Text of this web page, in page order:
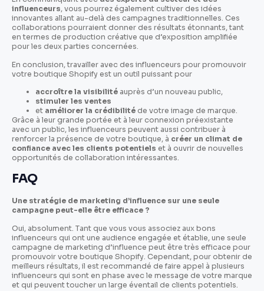
influenceurs, vous pourrez également cultiver des idées
innovantes allant au-delà des campagnes traditionnelles. Ces
collaborations pourraient donner des résultats étonnants, tant
en termes de production créative que d’exposition amplifiée
pour les deux parties concernées.
En conclusion, travailler avec des influenceurs pour promouvoir
votre boutique Shopify est un outil puissant pour
accroître la visibilité auprès d’un nouveau public,
stimuler les ventes
et améliorer la crédibilité de votre image de marque.
Grâce à leur grande portée et à leur connexion préexistante
avec un public, les influenceurs peuvent aussi contribuer à
renforcer la présence de votre boutique, à créer un climat de
confiance avec les clients potentiels et à ouvrir de nouvelles
opportunités de collaboration intéressantes.
FAQ
Une stratégie de marketing d’influence sur une seule
campagne peut-elle être efficace ?
Oui, absolument. Tant que vous vous associez aux bons
influenceurs qui ont une audience engagée et établie, une seule
campagne de marketing d’influence peut être très efficace pour
promouvoir votre boutique Shopify. Cependant, pour obtenir de
meilleurs résultats, il est recommandé de faire appel à plusieurs
influenceurs qui sont en phase avec le message de votre marque
et qui peuvent toucher un large éventail de clients potentiels.